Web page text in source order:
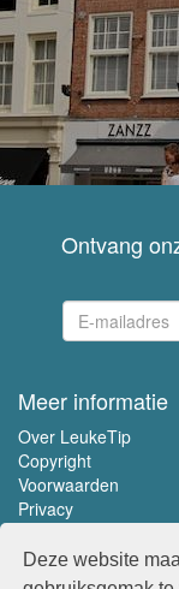
Deze website
Ontvang
Meer informatie
Over LeukeTip
Copyright
Voorwaarden
Privacy
Beleef het